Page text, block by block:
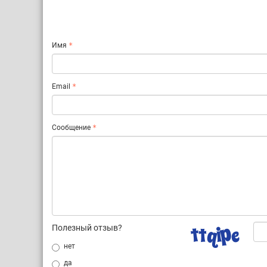
Имя
Email
Сообщение
Полезный отзыв?
нет
да